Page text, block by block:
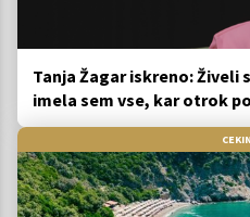
Tanja Žagar iskreno: Živeli
imela sem vse, kar otrok